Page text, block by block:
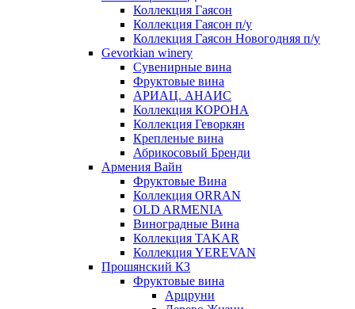
Коллекция Гаясон
Коллекция Гаясон п/у
Коллекция Гаясон Новогодняя п/у
Gevorkian winery
Сувенирные вина
Фруктовые вина
АРИАЦ. АНАИС
Коллекция КОРОНА
Коллекция Геворкян
Крепленые вина
Абрикосовый Бренди
Армения Вайн
Фруктовые Вина
Коллекция ORRAN
OLD ARMENIA
Виноградные Вина
Коллекция TAKAR
Коллекция YEREVAN
Прошянский КЗ
Фруктовые вина
Арцруни